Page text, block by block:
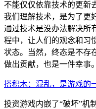
不能仅仅依靠技术的更新
我们理解技术，是为了更
通过技术是没办法解决所
程中，让人们的观念和习
状态。当然，终态是不存
做出贡献，也是一件幸事。
搭积木：混乱，是游戏的
投资游戏内嵌了“破坏”机